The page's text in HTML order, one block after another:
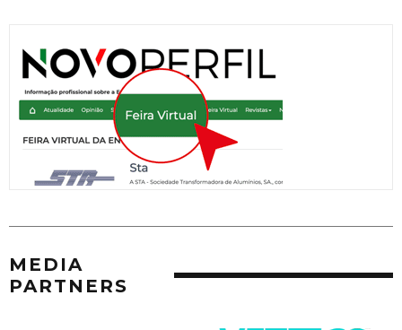
MEDIA
PARTNERS